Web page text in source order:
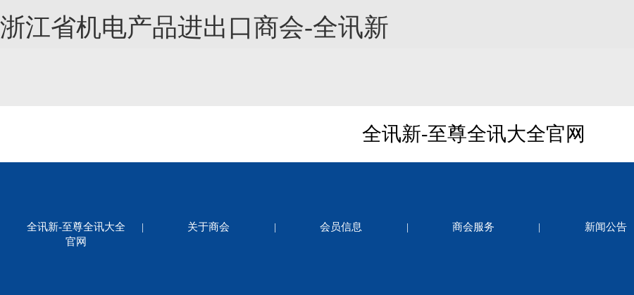
浙江省机电产品进出口商会-全讯新
全讯新-至尊全讯大全官网
全讯新-至尊全讯大全
官网
| 关于商会 | 会员信息 | 商会服务 | 新闻公告